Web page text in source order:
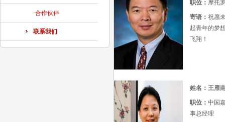
·合作伙伴
联系我们
职位： 摩托
寄语： 祝愿
起青年的梦
飞翔！
姓名： 王雁
职位： 中国
事总经理